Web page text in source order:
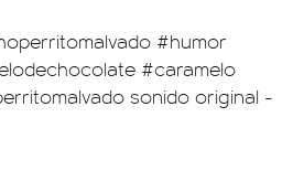
#humor
#caramelo
sonido original -